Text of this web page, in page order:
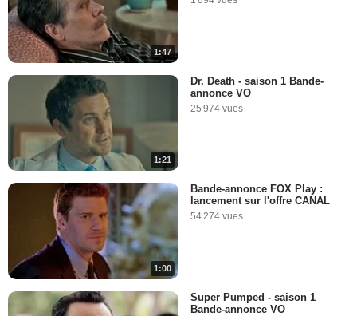
1:47
1:21
Dr. Death - saison 1 Bande-
annonce VO
25 974 vues
1:00
Bande-annonce FOX Play :
lancement sur l'offre CANAL
54 274 vues
Super Pumped - saison 1
Bande-annonce VO